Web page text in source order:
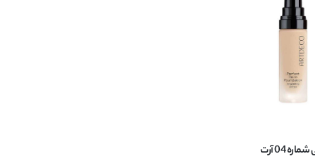
کرم پودر فاقد چربی شماره 04 آرت